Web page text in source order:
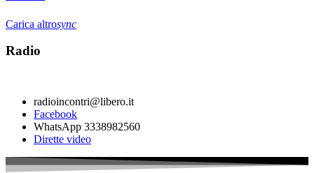
Carica altrosync
Radio
radioincontri@libero.it
Facebook
WhatsApp 3338982560
Dirette video